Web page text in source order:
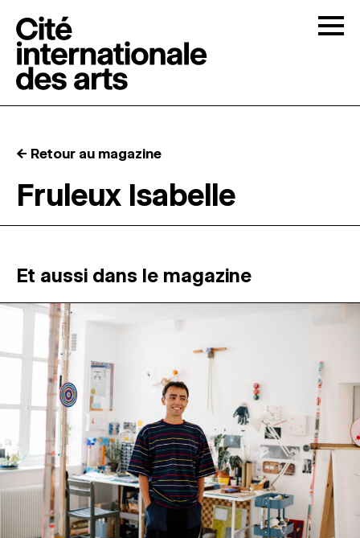
RÉSIDENCES ↓
ATELIERS OUVERTS
PROGRAMMATION
MAGAZINE
ESPACES DE PRATIQUE ARTISTIQUE ↓
Recherche
Connexion
← Retour au magazine
Fruleux Isabelle
Et aussi dans le magazine